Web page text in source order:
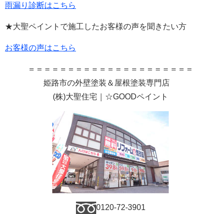
雨漏り診断はこちら
★大聖ペイントで施工したお客様の声を聞きたい方
お客様の声はこちら
＝＝＝＝＝＝＝＝＝＝＝＝＝＝＝＝＝＝＝＝＝
姫路市の外壁塗装＆屋根塗装専門店
(株)大聖住宅｜☆GOODペイント
0120-72-3901